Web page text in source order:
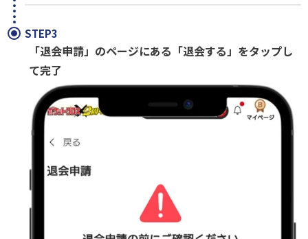
STEP3
「退会申請」のページにある「退会する」をタップし
て完了